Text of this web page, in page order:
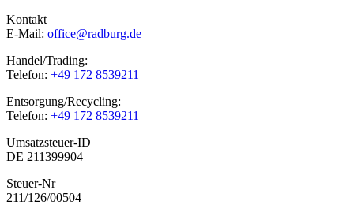
Kontakt
E-Mail: office@radburg.de
Handel/Trading:
Telefon: +49 172 8539211
Entsorgung/Recycling:
Telefon: +49 172 8539211
Umsatzsteuer-ID
DE 211399904
Steuer-Nr
211/126/00504